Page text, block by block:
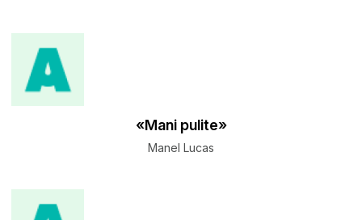
«Mani pulite»
Manel Lucas